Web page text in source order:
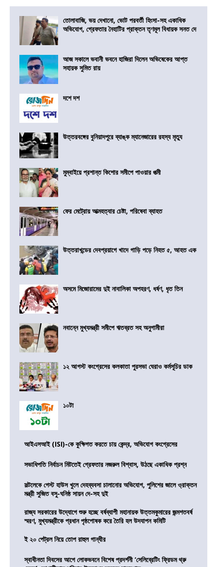
তোলাবাজি, ভয় দেখানো, ভোট পরবর্তী হিংসা-সহ একাধিক
অভিযোগ, গ্রেফতার নৈহাটির প্রাক্তন তৃণমূল বিধায়ক সনত দে
আজ সকালে ভবানী ভবনে হাজিরা দিলেন অভিষেকের আপ্ত
সহায়ক সুমিত রায়
দশে দশ
উত্তরবঙ্গের বুনিয়াদপুরে ব্যাঙ্ক ম্যানেজারের রহস্য মৃত্যু
মুম্বাইয়ে প্রশান্ত কিশোর সমীপে পাওয়ার পত্মী
ফের মেট্রোয় আত্মহত্যার চেষ্টা, পরিষেবা ব্যাহত
উত্তরাখন্ডের দেবপ্রয়াগে খাদে গাড়ি পড়ে নিহত ৫, আহত এক
অসমে মিজোরামের দুই নাবালিকা অপহরণ, ধর্ষণ, ধৃত তিন
নবান্নে মুখ্যমন্ত্রী সমীপে ঋতব্রত সহ অনুগামীরা
১২ আগস্ট কংগ্রেসের কলকাতা পুরসভা ঘেরাও কর্মসূচির ডাক
১০টা
আইএসআই (ISI)-কে কুক্ষিগত করতে চায় কেন্দ্র, অভিযোগ কংগ্রেসের
সভাধিপতি নির্বাচন মিটতেই গ্রেফতার নজরুল বিশ্বাস, উঠছে একাধিক প্রশ্ন
সল্টলেকে গেস্ট হাউস খুলে দেহব্যবসা চালানোর অভিযোগ, পুলিশের জালে ও্রাক্তন
মন্ত্রী সুজিত বসু-ঘনিষ্ঠ সায়ন দে-সহ দুই
রাজ্য সরকারের উদ্যোগে শুরু হচ্ছে বর্ষব্যাপী মহানায়ক উত্তমকুমারের জন্মশতবর্ষ
স্মরণ, মুখ্যমন্ত্রীকে প্রধান পৃষ্ঠপোষক করে তৈরি হল উদযাপন কমিটি
ই ২০ পেট্রল নিয়ে তোপ রাহুল গান্ধীর
স্বাধীনতা দিবসের আগে লোকভবনে বিশেষ প্রদর্শনী ‘সেলিব্রেটিং ফ্রিডম থ্রু